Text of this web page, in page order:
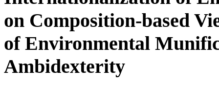
on Composition-based
of Environmental
Ambidexterity